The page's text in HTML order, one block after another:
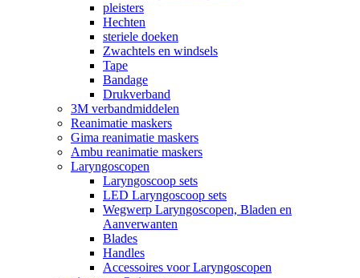
pleisters
Hechten
steriele doeken
Zwachtels en windsels
Tape
Bandage
Drukverband
3M verbandmiddelen
Reanimatie maskers
Gima reanimatie maskers
Ambu reanimatie maskers
Laryngoscopen
Laryngoscoop sets
LED Laryngoscoop sets
Wegwerp Laryngoscopen, Bladen en
Aanverwanten
Blades
Handles
Accessoires voor Laryngoscopen